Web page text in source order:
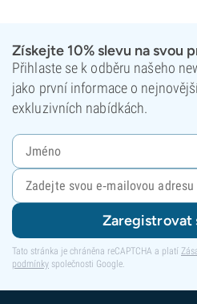
Získejte 10% slevu na svou
Přihlaste se k odběru našeho
jako první informace o
exkluzivních nabídkách.
Zaregistrovat
Tato stránka je chráněna reCAPTCHA a platí
podmínky společnosti Google.